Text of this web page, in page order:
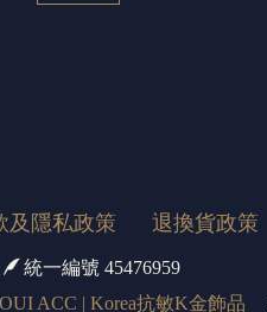
及隱私政策 退換貨政策
統一編號 45476959
ACC | Korea抗敏K金飾品